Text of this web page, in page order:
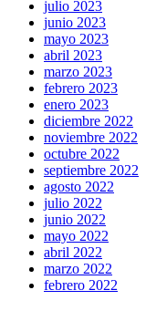
julio 2023
junio 2023
mayo 2023
abril 2023
marzo 2023
febrero 2023
enero 2023
diciembre 2022
noviembre 2022
octubre 2022
septiembre 2022
agosto 2022
julio 2022
junio 2022
mayo 2022
abril 2022
marzo 2022
febrero 2022